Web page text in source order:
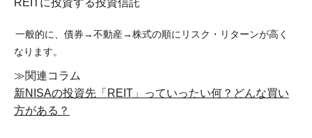
REITに投資する投資信託
一般的に、債券→不動産→株式の順にリスク・リターンが高く
なります。
≫関連コラム
新NISAの投資先「REIT」っていったい何？どんな買い
方がある？